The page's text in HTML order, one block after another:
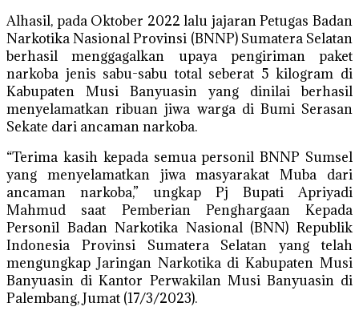
Alhasil, pada Oktober 2022 lalu jajaran Petugas Badan
Narkotika Nasional Provinsi (BNNP) Sumatera Selatan
berhasil menggagalkan upaya pengiriman paket
narkoba jenis sabu-sabu total seberat 5 kilogram di
Kabupaten Musi Banyuasin yang dinilai berhasil
menyelamatkan ribuan jiwa warga di Bumi Serasan
Sekate dari ancaman narkoba.
“Terima kasih kepada semua personil BNNP Sumsel
yang menyelamatkan jiwa masyarakat Muba dari
ancaman narkoba,” ungkap Pj Bupati Apriyadi
Mahmud saat Pemberian Penghargaan Kepada
Personil Badan Narkotika Nasional (BNN) Republik
Indonesia Provinsi Sumatera Selatan yang telah
mengungkap Jaringan Narkotika di Kabupaten Musi
Banyuasin di Kantor Perwakilan Musi Banyuasin di
Palembang, Jumat (17/3/2023).